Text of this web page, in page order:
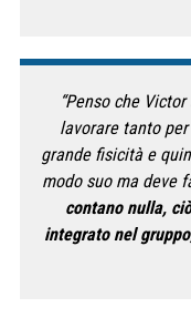
“Penso che
lavorare tanto
grande fisicità e
modo suo ma deve
contano nulla,
integrato nel gruppo